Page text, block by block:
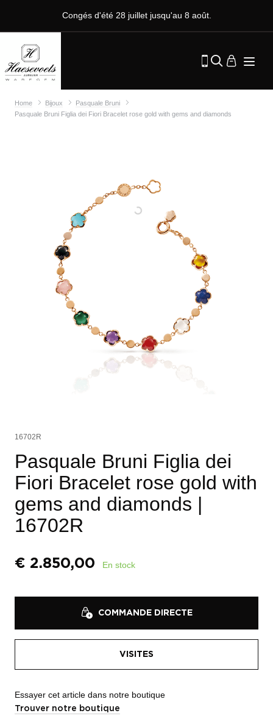
Congés d'été 28 juillet jusqu'au 8 août.
Home Bijoux
Pasquale Bruni
Pasquale Bruni Figlia dei Fiori Bracelet rose gold with gems and diamonds
16702R
Pasquale Bruni Figlia dei
Fiori Bracelet rose gold with
gems and diamonds |
16702R
€ 2.850,00 En stock
COMMANDE DIRECTE
VISITES
Essayer cet article dans notre boutique
Trouver notre boutique